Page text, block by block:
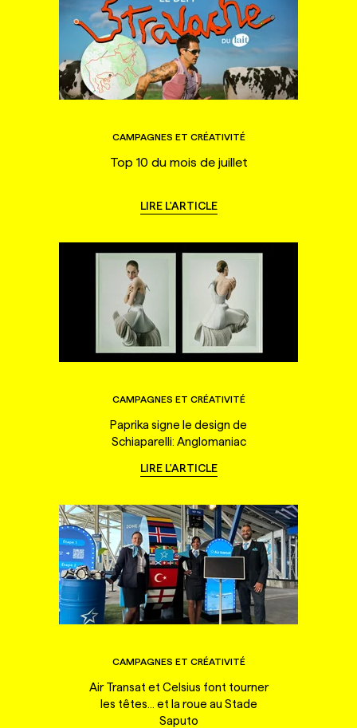
CAMPAGNES ET CRÉATIVITÉ
Top 10 du mois de juillet
LIRE L'ARTICLE
CAMPAGNES ET CRÉATIVITÉ
Paprika signe le design de
Schiaparelli: Anglomaniac
LIRE L'ARTICLE
CAMPAGNES ET CRÉATIVITÉ
Air Transat et Celsius font tourner
les têtes... et la roue au Stade
Saputo